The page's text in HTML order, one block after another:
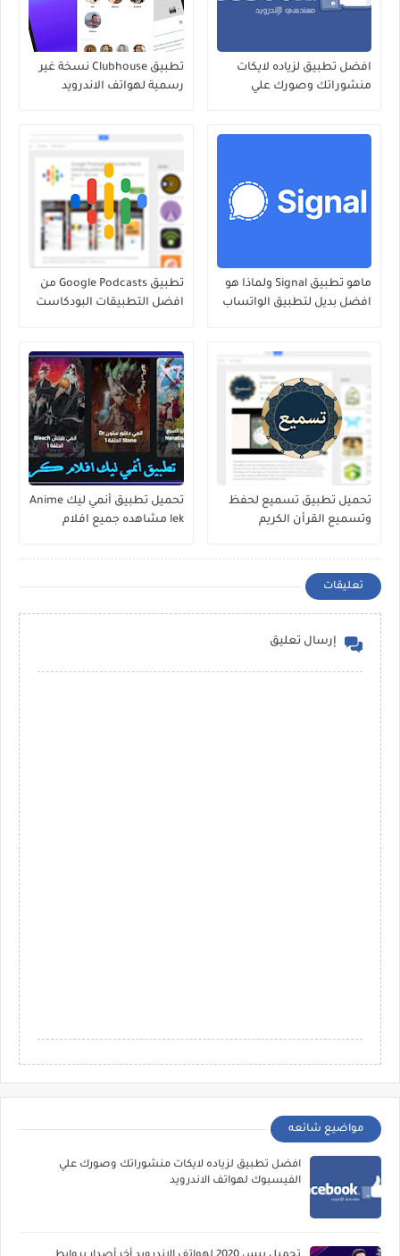
افضل تطبيق لزياده لايكات
منشوراتك وصورك علي
تطبيق Clubhouse نسخة غير
رسمية لهواتف الاندرويد
ماهو تطبيق Signal ولماذا هو
افضل بديل لتطبيق الواتساب
تطبيق Google Podcasts من
افضل التطبيقات البودكاست
تحميل تطبيق تسميع لحفظ
وتسميع القرأن الكريم
تحميل تطبيق أنمي ليك Anime
lek مشاهده جميع افلام
تعليقات
إرسال تعليق
مواضيع شائعه
افضل تطبيق لزياده لايكات منشوراتك وصورك علي
الفيسبوك لهواتف الاندرويد